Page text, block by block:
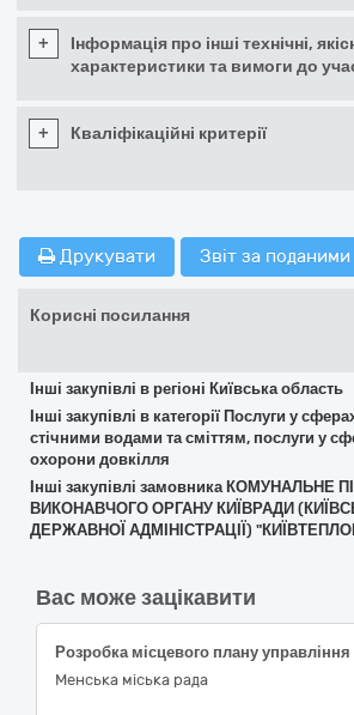
+
Інформація про інші технічні,
характеристики та вимоги до
+ Кваліфікаційні критерії
Друкувати Звіт за
Корисні посилання
Інші закупівлі в регіоні Київська область
Інші закупівлі в категорії Послуги у
стічними водами та сміттям, послуги у
охорони довкілля
Інші закупівлі замовника КОМУНАЛЬНЕ
ВИКОНАВЧОГО ОРГАНУ КИЇВРАДИ
ДЕРЖАВНОЇ АДМІНІСТРАЦІЇ)
Вас може зацікавити
Менська міська рада